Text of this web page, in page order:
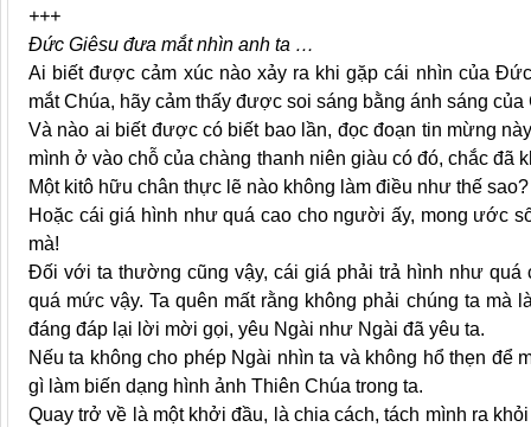
+++
Đức Giêsu đưa mắt nhìn anh ta …
Ai biết được cảm xúc nào xảy ra khi gặp cái nhìn của
mắt Chúa, hãy cảm thấy được soi sáng bằng ánh sáng của
Và nào ai biết được có biết bao lần, đọc đoạn tin mừng
mình ở vào chỗ của chàng thanh niên giàu có đó, chắc đã
Một kitô hữu chân thực lẽ nào không làm điều như thế sao?
Hoặc cái giá hình như quá cao cho người ấy, mong ước
mà!
Đối với ta thường cũng vậy, cái giá phải trả hình như
quá mức vậy. Ta quên mất rằng không phải chúng ta
đáng đáp lại lời mời gọi, yêu Ngài như Ngài đã yêu ta.
Nếu ta không cho phép Ngài nhìn ta và không hổ thẹn
gì làm biến dạng hình ảnh Thiên Chúa trong ta.
Quay trở về là một khởi đầu, là chia cách, tách mình ra